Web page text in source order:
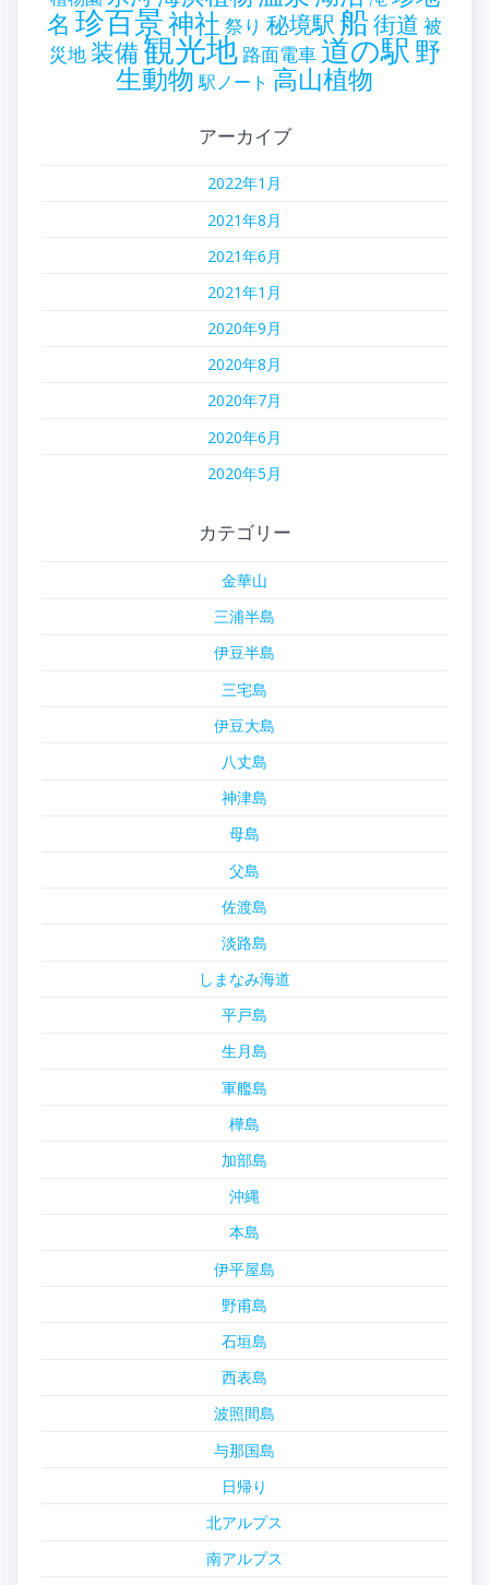
名 珍百景神社 祭り 秘境駅 船街道 被
災地 装備観光地 路面電車道の駅 野
生動物 駅ノート 高山植物
アーカイブ
2022年1月
2021年8月
2021年6月
2021年1月
2020年9月
2020年8月
2020年7月
2020年6月
2020年5月
カテゴリー
金華山
三浦半島
伊豆半島
三宅島
伊豆大島
八丈島
神津島
母島
父島
佐渡島
淡路島
しまなみ海道
平戸島
生月島
軍艦島
樺島
加部島
沖縄
本島
伊平屋島
野甫島
石垣島
西表島
波照間島
与那国島
日帰り
北アルプス
南アルプス